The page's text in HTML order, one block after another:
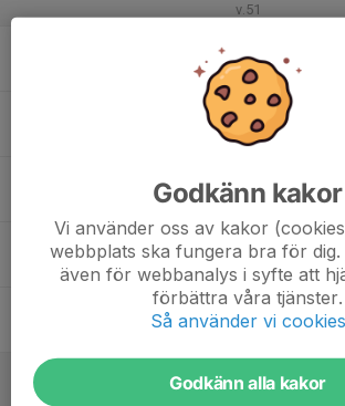
v.51
Skarpe Nord, Kungälv
Skarpe Nord, Kungälv
16:40
18:00
F15 träning
Ale Arena
20
Lör
Match mot IFK Vänersborg F14
Godkänn kakor
Vi använder oss av kakor
webbplats ska fungera bra för dig.
även för webbanalys i syfte att
förbättra våra tjänster.
Så använder vi cookies
Godkänn alla kakor